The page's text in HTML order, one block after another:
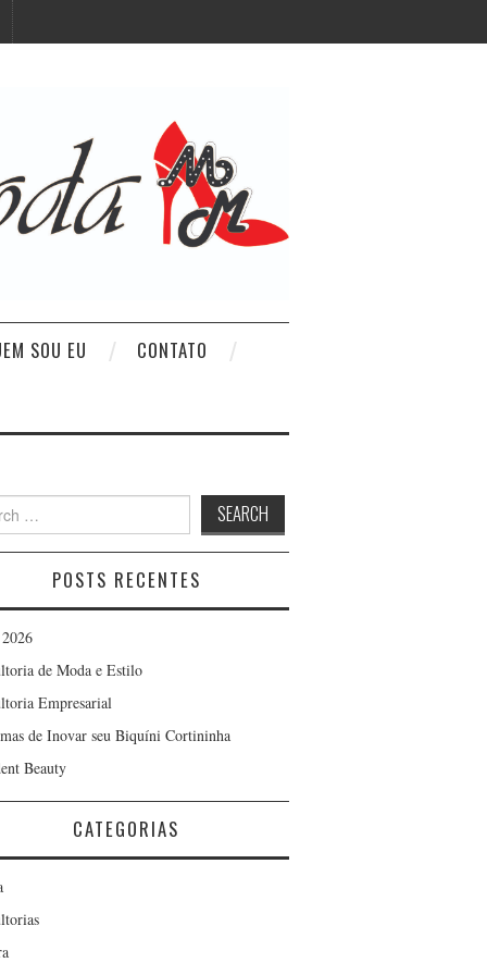
SOU EU
CONTATO
POSTS RECENTES
de Moda e Estilo
Empresarial
de Inovar seu Biquíni Cortininha
Beauty
CATEGORIAS